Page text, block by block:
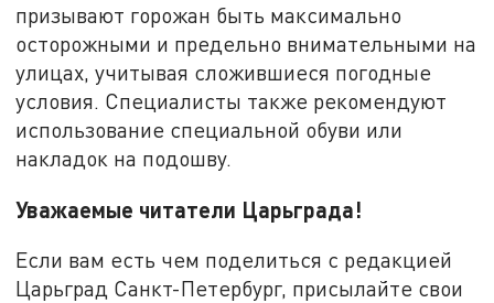
призывают горожан быть максимально
осторожными и предельно внимательными на
улицах, учитывая сложившиеся погодные
условия. Специалисты также рекомендуют
использование специальной обуви или
накладок на подошву.
Уважаемые читатели Царьграда!
Если вам есть чем поделиться с редакцией
Царьград Санкт-Петербург, присылайте свои